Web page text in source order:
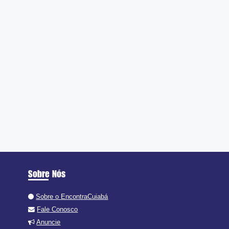
Sobre Nós
Sobre o EncontraCuiabá
Fale Conosco
Anuncie